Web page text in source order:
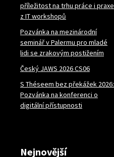
příležitost na trhu práce i praxe
z IT workshopů
Pozvánka na mezinárodní
seminář v Palermu pro mladé
lidi se zrakovým postižením
Český JAWS 2026 CS06
S Théseem bez překážek 2026:
Pozvánka na konferenci o
digitální přístupnosti
Nejnovější